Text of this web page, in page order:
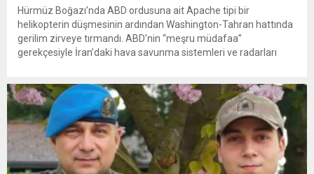
Hürmüz Boğazı’nda ABD ordusuna ait Apache tipi bir
helikopterin düşmesinin ardından Washington-Tahran hattında
gerilim zirveye tırmandı. ABD’nin “meşru müdafaa”
gerekçesiyle İran’daki hava savunma sistemleri ve radarları
yeni bir ABD saldırısına anında yanıt verileceğini duyurdu....